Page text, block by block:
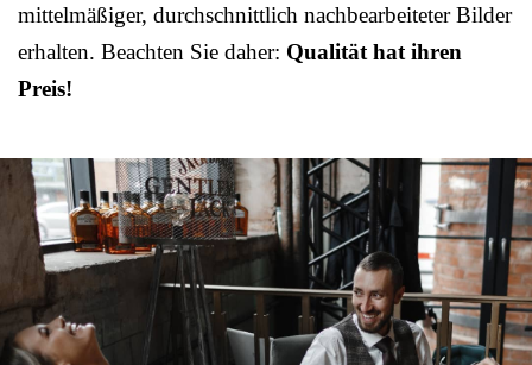
mittelmäßiger, durchschnittlich nachbearbeiteter Bilder
erhalten. Beachten Sie daher: Qualität hat ihren
Preis!